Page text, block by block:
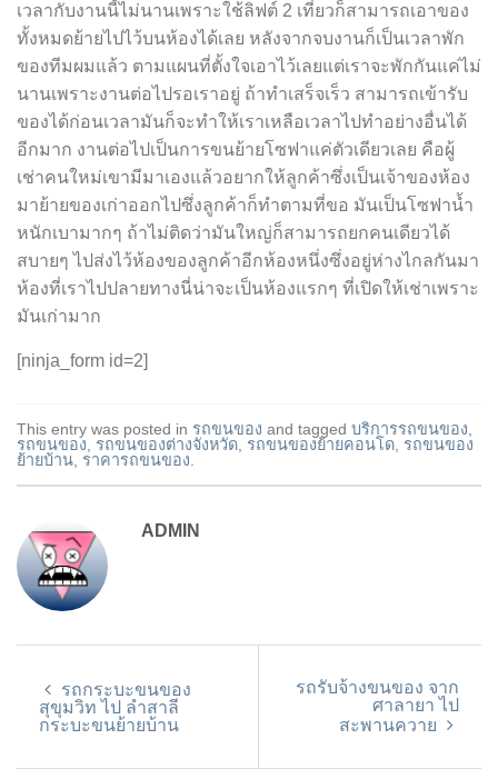
เวลากับงานนี้ไม่นานเพราะใช้ลิฟต์ 2 เที่ยวก็สามารถเอาของ
ทั้งหมดย้ายไปไว้บนห้องได้เลย หลังจากจบงานก็เป็นเวลาพัก
ของทีมผมแล้ว ตามแผนที่ตั้งใจเอาไว้เลยแต่เราจะพักกันแค่ไม่
นานเพราะงานต่อไปรอเราอยู่ ถ้าทำเสร็จเร็ว สามารถเข้ารับ
ของได้ก่อนเวลามันก็จะทำให้เราเหลือเวลาไปทำอย่างอื่นได้
อีกมาก งานต่อไปเป็นการขนย้ายโซฟาแค่ตัวเดียวเลย คือผู้
เช่าคนใหม่เขามีมาเองแล้วอยากให้ลูกค้าซึ่งเป็นเจ้าของห้อง
มาย้ายของเก่าออกไปซึ่งลูกค้าก็ทำตามที่ขอ มันเป็นโซฟาน้ำ
หนักเบามากๆ ถ้าไม่ติดว่ามันใหญ่ก็สามารถยกคนเดียวได้
สบายๆ ไปส่งไว้ห้องของลูกค้าอีกห้องหนึ่งซึ่งอยู่ห่างไกลกันมา
ห้องที่เราไปปลายทางนี่น่าจะเป็นห้องแรกๆ ที่เปิดให้เช่าเพราะ
มันเก่ามาก
[ninja_form id=2]
This entry was posted in รถขนของ and tagged บริการรถขนของ
รถขนของ
รถขนของต่างจังหวัด รถขนของย้ายคอนโด รถขนของ
ย้ายบ้าน ราคารถขนของ
ADMIN
รถกระบะขนของ
สุขุมวิท ไป ลำสาลี
กระบะขนย้ายบ้าน
รถรับจ้างขนของ จาก
ศาลายา ไป
สะพานควาย